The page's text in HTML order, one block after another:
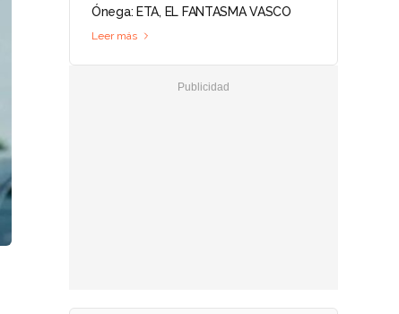
Ónega: ETA, EL FANTASMA VASCO
Leer más